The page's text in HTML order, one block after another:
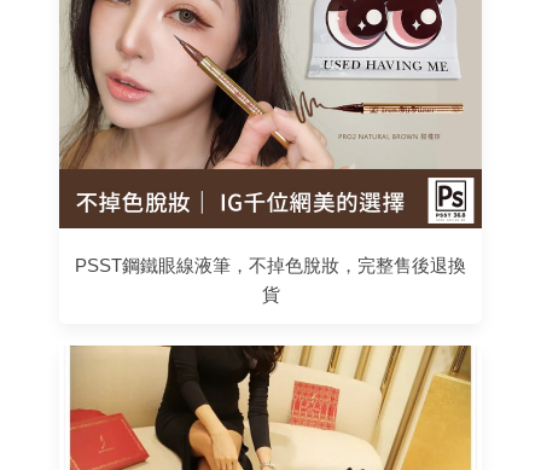
PSST鋼鐵眼線液筆，不掉色脫妝，完整售後退換
貨